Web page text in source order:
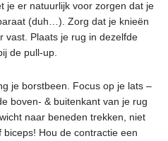
je er natuurlijk voor zorgen dat je
(duh…). Zorg dat je knieën
vast. Plaats je rug in dezelfde
de pull-up.
je borstbeen. Focus op je lats –
boven- & buitenkant van je rug
naar beneden trekken, niet
Hou de contractie een